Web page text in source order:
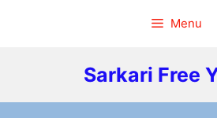
Menu
Sarkari Free